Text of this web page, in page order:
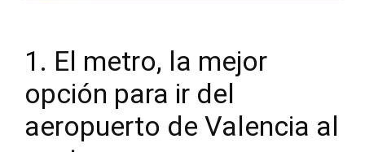
1. El metro, la mejor
opción para ir del
aeropuerto de Valencia al